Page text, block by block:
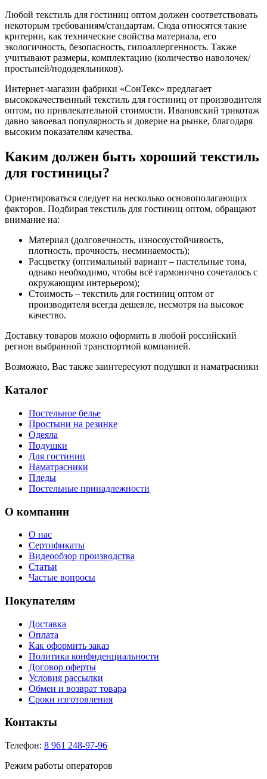
Любой текстиль для гостиниц оптом должен соответствовать
некоторым требованиям/стандартам. Сюда относятся такие
критерии, как технические свойства материала, его
экологичность, безопасность, гипоаллергенность. Также
учитывают размеры, комплектацию (количество наволочек/
простыней/пододеяльников).
Интернет-магазин фабрики «СонТекс» предлагает
высококачественный текстиль для гостиниц от производителя
оптом, по привлекательной стоимости. Ивановский трикотаж
давно завоевал популярность и доверие на рынке, благодаря
высоким показателям качества.
Каким должен быть хороший текстиль
для гостиницы?
Ориентироваться следует на несколько основополагающих
факторов. Подбирая текстиль для гостиниц оптом, обращают
внимание на:
Материал (долговечность, износоустойчивость,
плотность, прочность, несминаемость);
Расцветку (оптимальный вариант – пастельные тона,
однако необходимо, чтобы всё гармонично сочеталось с
окружающим интерьером);
Стоимость – текстиль для гостиниц оптом от
производителя всегда дешевле, несмотря на высокое
качество.
Доставку товаров можно оформить в любой российский
регион выбранной транспортной компанией.
Возможно, Вас также заинтересуют подушки и наматрасники
Каталог
Постельное белье
Простыни на резинке
Одеяла
Подушки
Для гостиниц
Наматрасники
Пледы
Постельные принадлежности
О компании
О нас
Сертификаты
Видеообзор производства
Статьи
Частые вопросы
Покупателям
Доставка
Оплата
Как оформить заказ
Политика конфиденциальности
Договор оферты
Условия рассылки
Обмен и возврат товара
Сроки изготовления
Контакты
Телефон: 8 961 248-97-96
Режим работы операторов